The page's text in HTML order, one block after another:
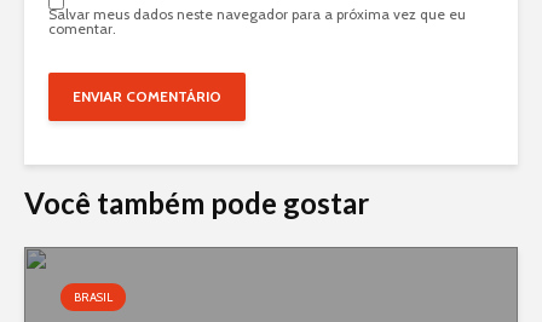
Salvar meus dados neste navegador para a próxima vez que eu
comentar.
Você também pode gostar
BRASIL